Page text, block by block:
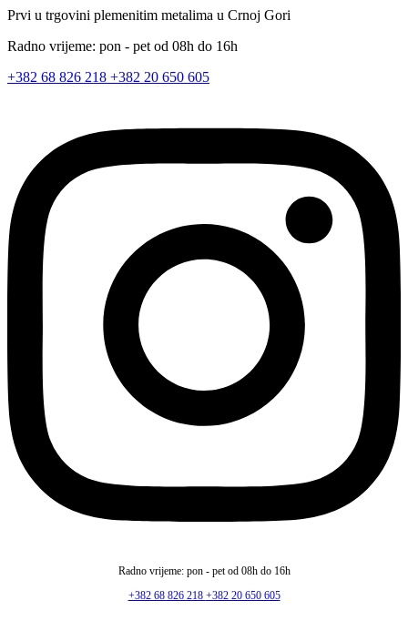
Prvi u trgovini plemenitim metalima u Crnoj Gori
Radno vrijeme: pon - pet od 08h do 16h
+382 68 826 218 +382 20 650 605
Radno vrijeme: pon - pet od 08h do 16h
+382 68 826 218 +382 20 650 605